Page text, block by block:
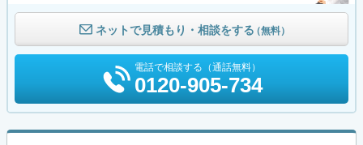
ネットで見積もり・相談をする（無料）
電話で相談する（通話無料）
0120-905-734